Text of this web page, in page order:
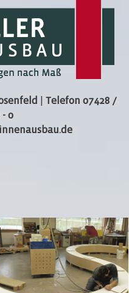
Telefon 07428 /
0